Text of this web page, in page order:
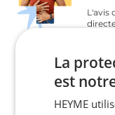
L'avis
Pour
La
est
HEYME